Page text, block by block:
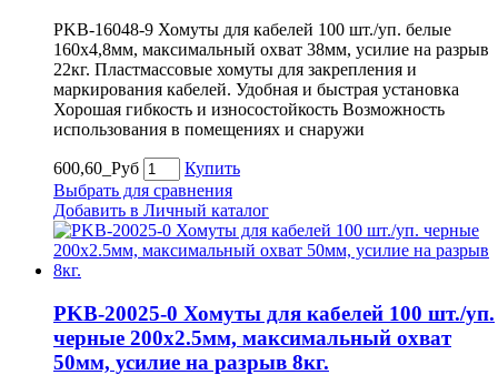
PKB-16048-9 Хомуты для кабелей 100 шт./уп. белые
160х4,8мм, максимальный охват 38мм, усилие на разрыв
22кг. Пластмассовые хомуты для закрепления и
маркирования кабелей. Удобная и быстрая установка
Хорошая гибкость и износостойкость Возможность
использования в помещениях и снаружи
600,60_Руб
Купить
Выбрать для сравнения
Добавить в Личный каталог
PKB-20025-0 Хомуты для кабелей 100 шт./уп.
черные 200х2.5мм, максимальный охват
50мм, усилие на разрыв 8кг.